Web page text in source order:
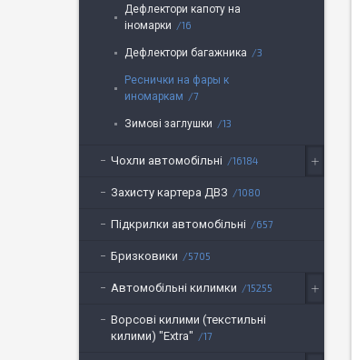
Дефлектори капоту на
іномарки
16
Дефлектори багажника 3
Реснички на фары к
иномаркам
7
Зимові заглушки 13
Чохли автомобільні 16184
Захисту картера ДВЗ 1080
Підкрилки автомобільні 657
Бризковики 5705
Автомобільні килимки 15255
Ворсові килими (текстильні
килими) "Extra"
17